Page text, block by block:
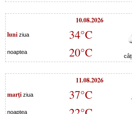
10.08.2026
luni ziua 34°C
noaptea 20°C
11.08.2026
marţi ziua 37°C
noaptea